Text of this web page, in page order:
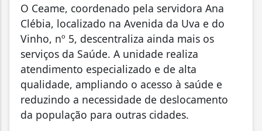
O Ceame, coordenado pela servidora Ana
Clébia, localizado na Avenida da Uva e do
Vinho, nº 5, descentraliza ainda mais os
serviços da Saúde. A unidade realiza
atendimento especializado e de alta
qualidade, ampliando o acesso à saúde e
reduzindo a necessidade de deslocamento
da população para outras cidades.